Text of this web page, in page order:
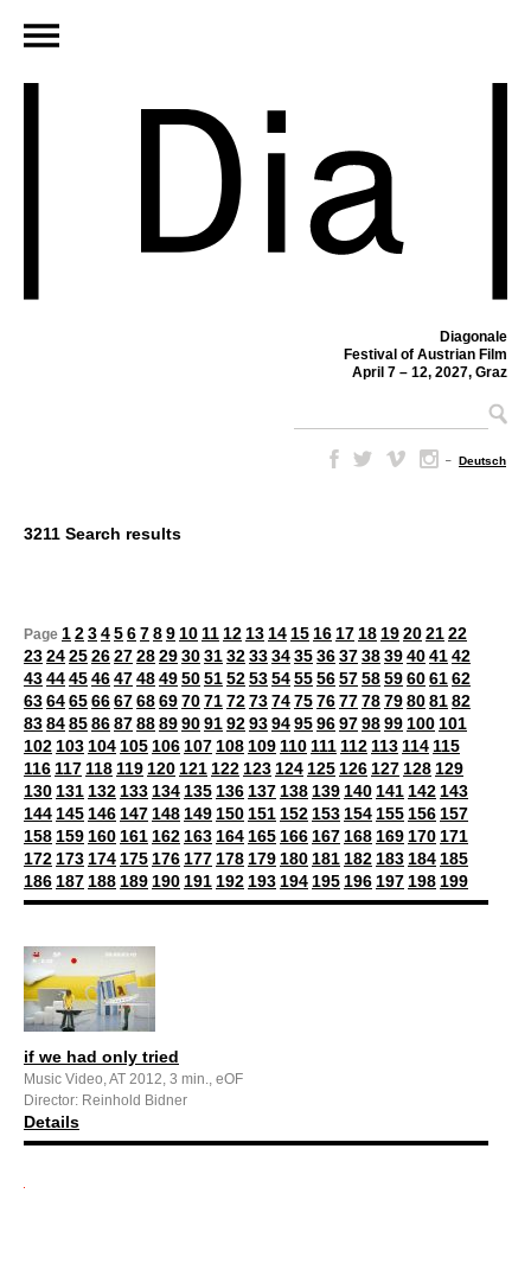
Diagonale
Festival of Austrian Film
April 7 – 12, 2027, Graz
– Deutsch
3211 Search results
Page 123456789 10 11 12 13 14 15 16 17 18 19202122
2324252627282930313233343536373839404142
4344454647484950515253545556575859606162
6364656667686970717273747576777879808182
8384858687888990919293949596979899 100 101
102 103 104 105 106 107 108 109 110 111 112 113 114 115
116 117 118 119 120 121 122 123 124 125 126 127 128 129
130 131 132 133 134 135 136 137 138 139 140 141 142 143
144 145 146 147 148 149 150 151 152 153 154 155 156 157
158 159 160 161 162 163 164 165 166 167 168 169 170 171
172 173 174 175 176 177 178 179 180 181 182 183 184 185
186 187 188 189 190 191 192 193 194 195 196 197 198 199
if we had only tried
Music Video, AT 2012, 3 min., eOF
Director: Reinhold Bidner
Details